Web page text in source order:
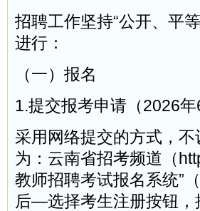
招聘工作坚持“公开、平
进行：
（一）报名
1.提交报考申请（2026
采用网络提交的方式，
为：云南省招考频道（
教师招聘考试报名系统”
后—选择考生注册按钮